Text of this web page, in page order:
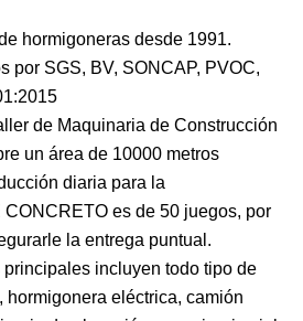
hormigoneras desde 1991.
por SGS, BV, SONCAP, PVOC,
de Maquinaria de Construcción
un área de 10000 metros
diaria para la
es de 50 juegos, por
la entrega puntual.
principales incluyen todo tipo de
hormigonera eléctrica, camión